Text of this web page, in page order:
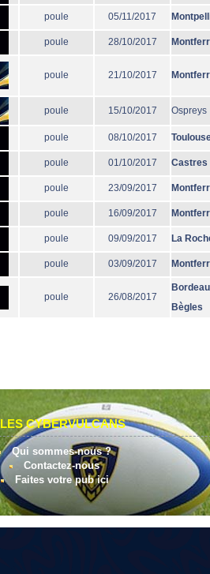
poule 05/11/2017
poule 28/10/2017
poule 21/10/2017
poule 15/10/2017 Ospreys
poule 08/10/2017
poule 01/10/2017 Castres
poule 23/09/2017
poule 16/09/2017
poule 09/09/2017 La
poule 03/09/2017
poule 26/08/2017
Bègles
LES CYBERVULCANS
Qui sommes-nous ?
Contactez-nous
Faites votre pub ici